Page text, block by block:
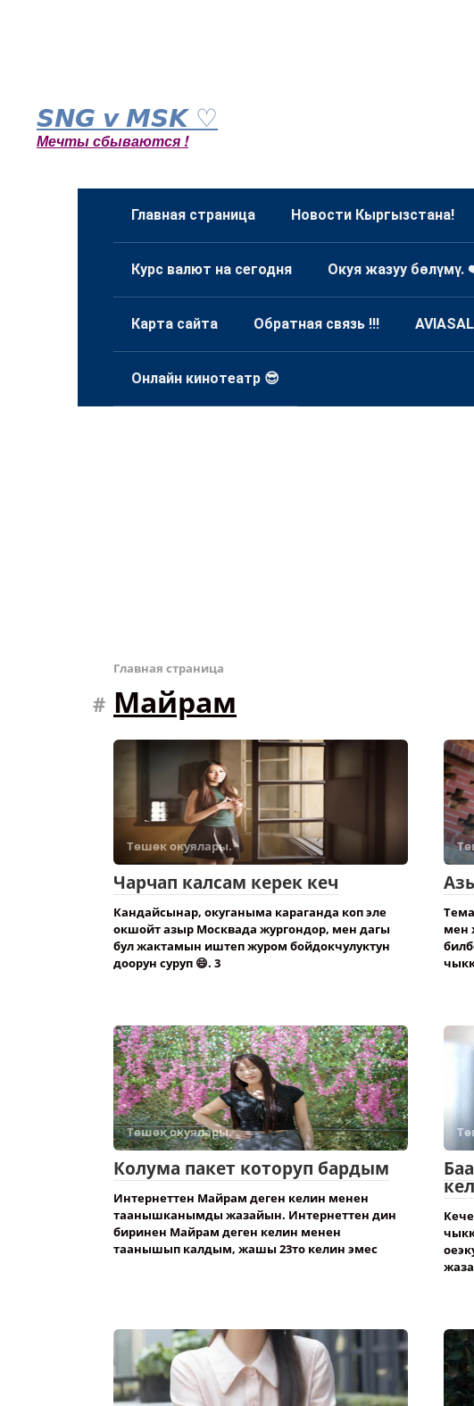
контенту𝙎𝙉𝙂 𝙫 𝙈𝙎𝙆 ♡
Мечты сбываются !
Главная страница Новости Кыргызстана!
Курс валют на сегодня Окуя жазуу бөлүмү.
Карта сайта Обратная связь !!!
Онлайн кинотеатр 😎
Главная страница
Майрам
Төшөк окуялары.
Чарчап калсам керек кеч
Кандайсынар, окуганыма караганда коп эле
окшойт азыр Москвада жургондор, мен дагы
бул жактамын иштеп журом бойдокчулуктун
доорун суруп 😄. 3
мен
Төшөк окуялары.
Колума пакет которуп бардым
Интернеттен Майрам деген келин менен
таанышканымды жазайын. Интернеттен дин
биринен Майрам деген келин менен
таанышып калдым, жашы 23то келин эмес